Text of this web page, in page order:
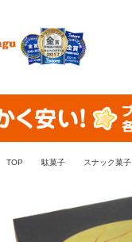
TOP 駄菓子 スナック菓子